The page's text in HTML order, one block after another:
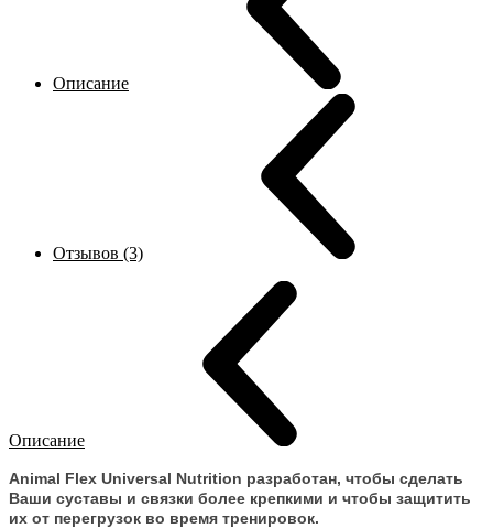
Описание
Отзывов (3)
Описание
Animal Flex Universal Nutrition разработан, чтобы сделать
Ваши суставы и связки более крепкими и чтобы защитить
их от перегрузок во время тренировок.